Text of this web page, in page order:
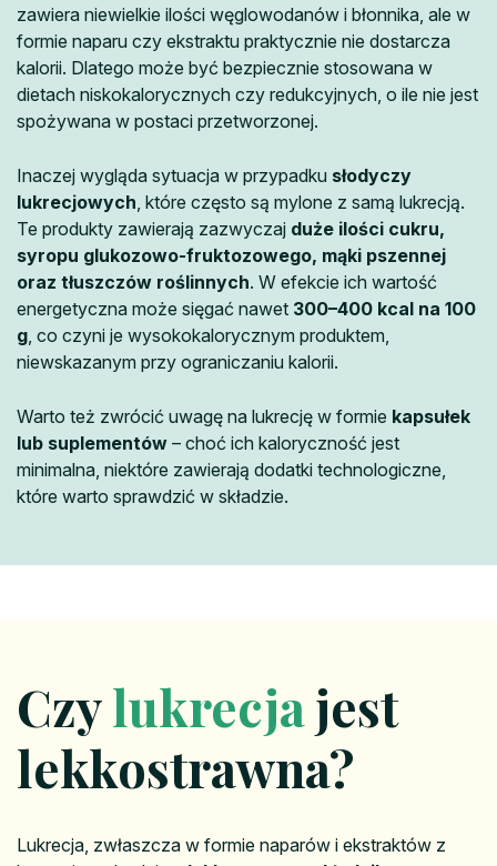
zawiera niewielkie ilości węglowodanów i błonnika, ale w
formie naparu czy ekstraktu praktycznie nie dostarcza
kalorii. Dlatego może być bezpiecznie stosowana w
dietach niskokalorycznych czy redukcyjnych, o ile nie jest
spożywana w postaci przetworzonej.
Inaczej wygląda sytuacja w przypadku słodyczy
lukrecjowych , które często są mylone z samą lukrecją.
Te produkty zawierają zazwyczaj duże ilości cukru,
syropu glukozowo-fruktozowego, mąki pszennej
oraz tłuszczów roślinnych. W efekcie ich wartość
energetyczna może sięgać nawet 300–400 kcal na 100
g , co czyni je wysokokalorycznym produktem,
niewskazanym przy ograniczaniu kalorii.
Warto też zwrócić uwagę na lukrecję w formie kapsułek
lub suplementów – choć ich kaloryczność jest
minimalna, niektóre zawierają dodatki technologiczne,
które warto sprawdzić w składzie.
Czylukrecjajest
lekkostrawna?
Lukrecja, zwłaszcza w formie naparów i ekstraktów z